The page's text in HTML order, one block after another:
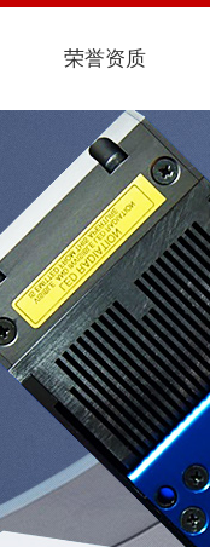
荣誉资质